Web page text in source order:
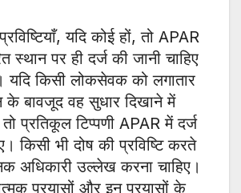
यदि कोई हों, तो APAR
स्थान पर ही दर्ज की जानी चाहिए
किसी लोकसेवक को लगातार
के बावजूद वह सुधार दिखाने में
प्रतिकूल टिप्पणी APAR में दर्ज
किसी भी दोष की प्रविष्टि करते
अधिकारी उल्लेख करना चाहिए।
प्रयासों और इन प्रयासों के